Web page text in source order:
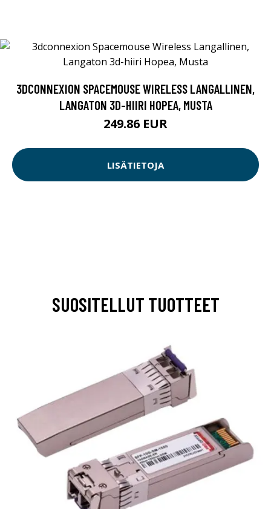
3DCONNEXION SPACEMOUSE WIRELESS LANGALLINEN,
LANGATON 3D-HIIRI HOPEA, MUSTA
249.86 EUR
LISÄTIETOJA
SUOSITELLUT TUOTTEET